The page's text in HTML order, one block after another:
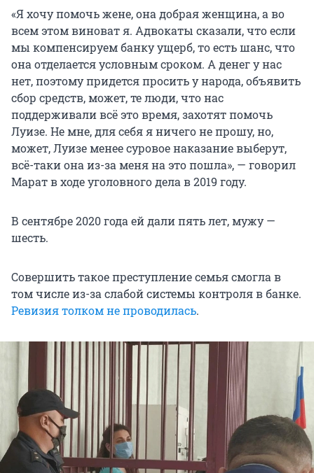
«Я хочу помочь жене, она добрая женщина, а во
всем этом виноват я. Адвокаты сказали, что если
мы компенсируем банку ущерб, то есть шанс, что
она отделается условным сроком. А денег у нас
нет, поэтому придется просить у народа, объявить
сбор средств, может, те люди, что нас
поддерживали всё это время, захотят помочь
Луизе. Не мне, для себя я ничего не прошу, но,
может, Луизе менее суровое наказание выберут,
всё-таки она из-за меня на это пошла», — говорил
Марат в ходе уголовного дела в 2019 году.
В сентябре 2020 года ей дали пять лет, мужу —
шесть.
Совершить такое преступление семья смогла в
том числе из-за слабой системы контроля в банке.
Ревизия толком не проводилась.